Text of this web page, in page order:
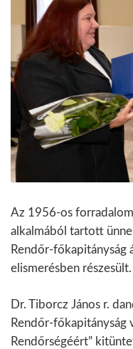
Az 1956-os
alkalmából tartott
Rendőr-főkapitányság
elismerésben részesült.
Dr. Tiborcz János r.
Rendőr-főkapitányság
Rendőrségéért”